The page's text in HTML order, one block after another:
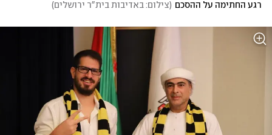
רגע החתימה על ההסכם (צילום: באדיבות בית"ר ירושלים)